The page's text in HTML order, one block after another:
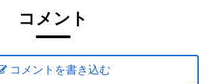
コメント
コメントを書き込む